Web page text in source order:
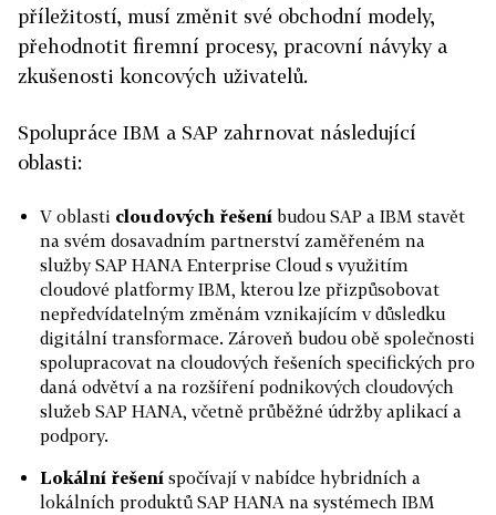
příležitostí, musí změnit své obchodní modely,
přehodnotit firemní procesy, pracovní návyky a
zkušenosti koncových uživatelů.
Spolupráce IBM a SAP zahrnovat následující
oblasti:
V oblasti cloudových řešení budou SAP a IBM stavět
na svém dosavadním partnerství zaměřeném na
služby SAP HANA Enterprise Cloud s využitím
cloudové platformy IBM, kterou lze přizpůsobovat
nepředvídatelným změnám vznikajícím v důsledku
digitální transformace. Zároveň budou obě společnosti
spolupracovat na cloudových řešeních specifických pro
daná odvětví a na rozšíření podnikových cloudových
služeb SAP HANA, včetně průběžné údržby aplikací a
podpory.
Lokální řešení spočívají v nabídce hybridních a
lokálních produktů SAP HANA na systémech IBM